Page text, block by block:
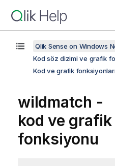
Qlik Sense on Windows
Kod söz dizimi ve grafik
Kod ve grafik
wildmatch -
kod ve grafik
fonksiyonu